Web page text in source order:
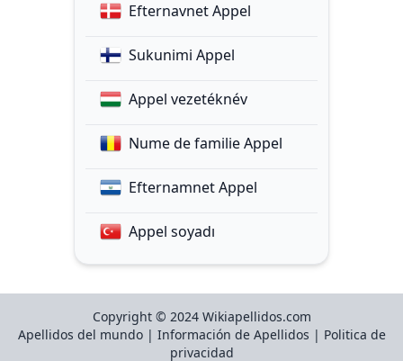
Efternavnet Appel
Sukunimi Appel
Appel vezetéknév
Nume de familie Appel
Efternamnet Appel
Appel soyadı
Copyright © 2024 Wikiapellidos.com
Apellidos del mundo| Información de Apellidos | Politica de
privacidad